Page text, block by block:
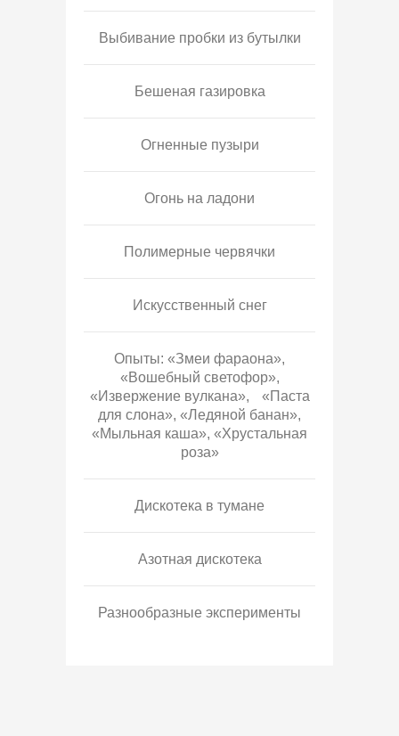
Выбивание пробки из бутылки
Бешеная газировка
Огненные пузыри
Огонь на ладони
Полимерные червячки
Искусственный снег
Опыты: «Змеи фараона»,
«Вошебный светофор»,
«Извержение вулкана», «Паста
для слона», «Ледяной банан»,
«Мыльная каша», «Хрустальная
роза»
Дискотека в тумане
Азотная дискотека
Разнообразные эксперименты